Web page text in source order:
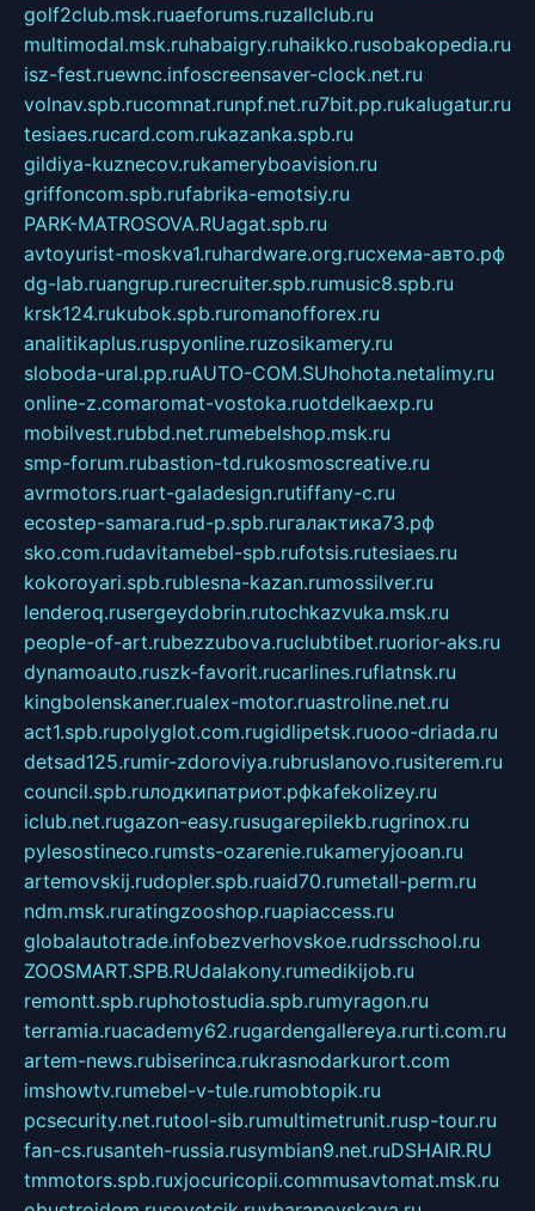
golf2club.msk.ruaeforums.ruzallclub.ru
multimodal.msk.ruhabaigry.ruhaikko.rusobakopedia.ru
isz-fest.ruewnc.infoscreensaver-clock.net.ru
volnav.spb.rucomnat.runpf.net.ru7bit.pp.rukalugatur.ru
tesiaes.rucard.com.rukazanka.spb.ru
gildiya-kuznecov.rukameryboavision.ru
griffoncom.spb.rufabrika-emotsiy.ru
PARK-MATROSOVA.RUagat.spb.ru
avtoyurist-moskva1.ruhardware.org.ruсхема-авто.рф
dg-lab.ruangrup.rurecruiter.spb.rumusic8.spb.ru
krsk124.rukubok.spb.ruromanofforex.ru
analitikaplus.ruspyonline.ruzosikamery.ru
sloboda-ural.pp.ruAUTO-COM.SUhohota.netalimy.ru
online-z.comaromat-vostoka.ruotdelkaexp.ru
mobilvest.rubbd.net.rumebelshop.msk.ru
smp-forum.rubastion-td.rukosmoscreative.ru
avrmotors.ruart-galadesign.rutiffany-c.ru
ecostep-samara.rud-p.spb.ruгалактика73.рф
sko.com.rudavitamebel-spb.rufotsis.rutesiaes.ru
kokoroyari.spb.rublesna-kazan.rumossilver.ru
lenderoq.rusergeydobrin.rutochkazvuka.msk.ru
people-of-art.rubezzubova.ruclubtibet.ruorior-aks.ru
dynamoauto.ruszk-favorit.rucarlines.ruflatnsk.ru
kingbolenskaner.rualex-motor.ruastroline.net.ru
act1.spb.rupolyglot.com.rugidlipetsk.ruooo-driada.ru
detsad125.rumir-zdoroviya.rubruslanovo.rusiterem.ru
council.spb.ruлодкипатриот.рфkafekolizey.ru
iclub.net.rugazon-easy.rusugarepilekb.rugrinox.ru
pylesostineco.rumsts-ozarenie.rukameryjooan.ru
artemovskij.rudopler.spb.ruaid70.rumetall-perm.ru
ndm.msk.ruratingzooshop.ruapiaccess.ru
globalautotrade.infobezverhovskoe.rudrsschool.ru
ZOOSMART.SPB.RUdalakony.rumedikijob.ru
remontt.spb.ruphotostudia.spb.rumyragon.ru
terramia.ruacademy62.rugardengallereya.rurti.com.ru
artem-news.rubiserinca.rukrasnodarkurort.com
imshowtv.rumebel-v-tule.rumobtopik.ru
pcsecurity.net.rutool-sib.rumultimetrunit.rusp-tour.ru
fan-cs.rusanteh-russia.rusymbian9.net.ruDSHAIR.RU
tmmotors.spb.ruxjocuricopii.commusavtomat.msk.ru